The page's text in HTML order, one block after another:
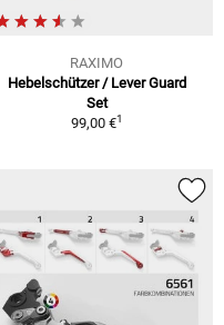
RAXIMO
Hebelschützer / Lever Guard
Set
99,00 €1